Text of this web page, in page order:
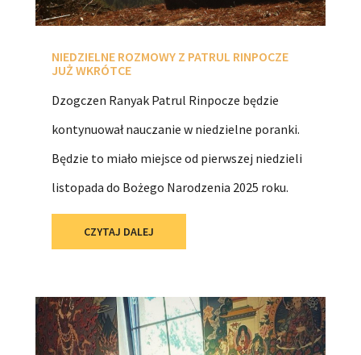
NIEDZIELNE ROZMOWY Z PATRUL RINPOCZE
JUŻ WKRÓTCE
Dzogczen Ranyak Patrul Rinpocze będzie
kontynuował nauczanie w niedzielne poranki.
Będzie to miało miejsce od pierwszej niedzieli
listopada do Bożego Narodzenia 2025 roku.
CZYTAJ DALEJ